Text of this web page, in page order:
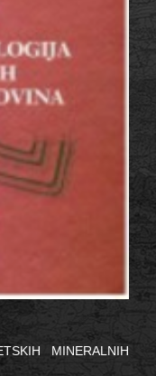
MINERALNIH